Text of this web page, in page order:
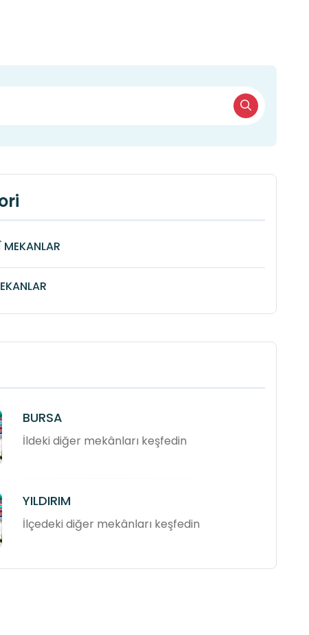
MEKANLAR
BURSA
İldeki diğer mekânları keşfedin
YILDIRIM
İlçedeki diğer mekânları keşfedin